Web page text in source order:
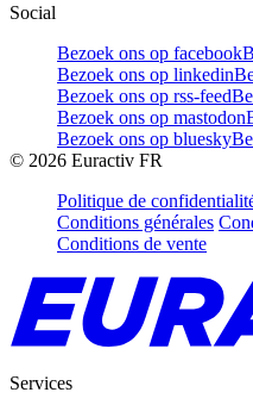
Social
Bezoek ons op facebook
Bezoek ons op linkedin
Bezoek ons op rss-feed
Bezoek ons op mastodon
Bezoek ons op bluesky
© 2026 Euractiv FR
Politique de
Conditions générales
Conditions de vente
Services